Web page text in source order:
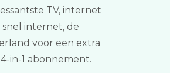
TV, internet
internet, de
voor een extra
in-1 abonnement.